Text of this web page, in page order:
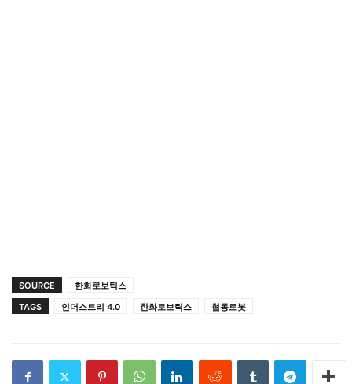
SOURCE
한화로보틱스
TAGS
인더스트리 4.0 한화로보틱스 협동로봇